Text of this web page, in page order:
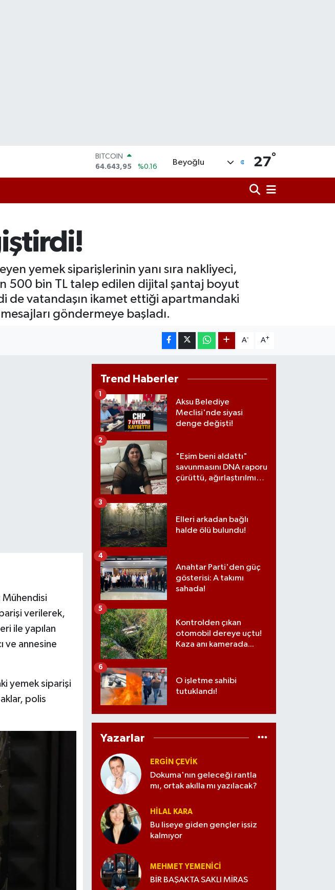
DOLAR
47,6704
%0
EURO
64.643,95
%0.16
Beyoğlu 27°
yemek siparişlerinin yanı sıra nakliyeci,
500 bin TL talep edilen dijital şantaj boyut
de vatandaşın ikamet ettiği apartmandaki
göndermeye başladı.
A- A+
Mühendisi
verilerek,
ile yapılan
ve annesine
yemek siparişi
polis
Trend Haberler
Aksu Belediye
Meclisi'nde siyasi
denge değişti!
1
"Eşim beni aldattı"
savunmasını DNA raporu
çürüttü, ağırlaştırılmış
2
Elleri arkadan bağlı
halde ölü bulundu!
3
Anahtar Parti'den güç
gösterisi: A takımı
sahada!
4
Kontrolden çıkan
otomobil dereye uçtu!
Kaza anı kamerada...
5
O işletme sahibi
tutuklandı!
6
Yazarlar
ERGIN ÇEVİK
Dokuma'nın geleceği rantla
mı, ortak akılla mı yazılacak?
HILAL KARA
Bu liseye giden gençler işsiz
kalmıyor
MEHMET YEMENICI
BİR BAŞAKTA SAKLI MİRAS